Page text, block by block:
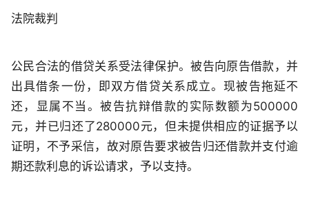
法院裁判
公民合法的借贷关系受法律保护。被告向原告借款，并
出具借条一份，即双方借贷关系成立。现被告拖延不
还，显属不当。被告抗辩借款的实际数额为500000
元，并已归还了280000元，但未提供相应的证据予以
证明，不予采信，故对原告要求被告归还借款并支付逾
期还款利息的诉讼请求，予以支持。